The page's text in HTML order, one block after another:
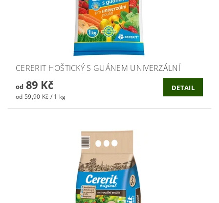
CERERIT HOŠTICKÝ S GUÁNEM UNIVERZÁLNÍ
od89 Kč
od 59,90 Kč / 1 kg
DETAIL